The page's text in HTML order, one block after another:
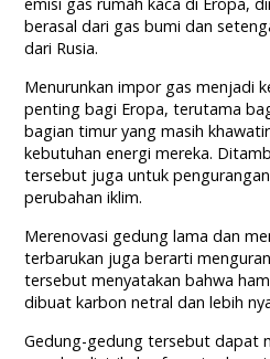
berasal dari gas bumi dan
dari Rusia.
Menurunkan impor gas menjadi
penting bagi Eropa, terutama
bagian timur yang masih
kebutuhan energi mereka.
tersebut juga untuk
perubahan iklim.
Merenovasi gedung lama dan
terbarukan juga berarti
tersebut menyatakan bahwa
dibuat karbon netral dan lebih
Gedung-gedung tersebut dapat